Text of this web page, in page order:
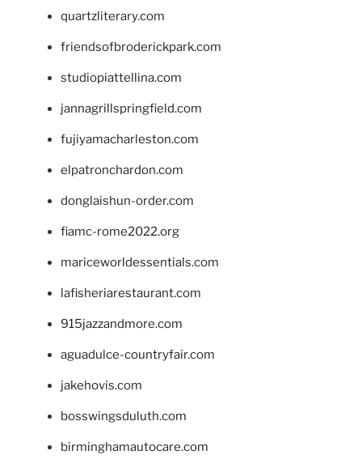
quartzliterary.com
friendsofbroderickpark.com
studiopiattellina.com
jannagrillspringfield.com
fujiyamacharleston.com
elpatronchardon.com
donglaishun-order.com
fiamc-rome2022.org
mariceworldessentials.com
lafisheriarestaurant.com
915jazzandmore.com
aguadulce-countryfair.com
jakehovis.com
bosswingsduluth.com
birminghamautocare.com